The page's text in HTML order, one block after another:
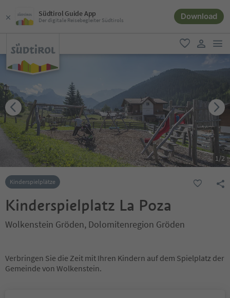
Südtirol Guide App
Der digitale Reisebegleiter Südtirols Download
favorit
user link
1/2
Kinderspielplätze
Kinderspielplatz La Poza
Wolkenstein Gröden, Dolomitenregion Gröden
Verbringen Sie die Zeit mit Ihren Kindern auf dem Spielplatz der
Gemeinde von Wolkenstein.